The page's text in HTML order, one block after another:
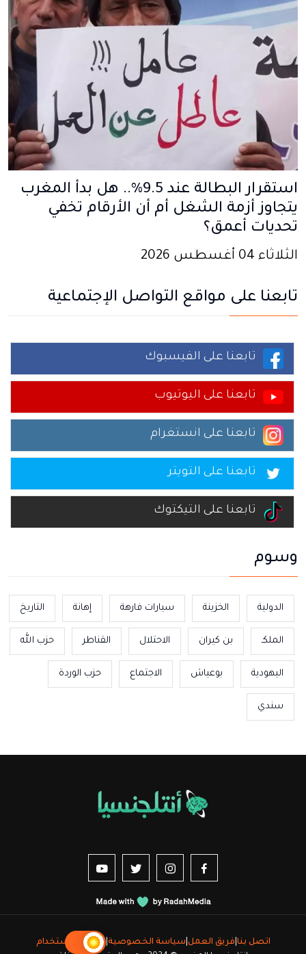
استقرار البطالة عند 9.5%.. هل بدأ المغرب
يتجاوز أزمة الشغل أم أن الأرقام تخفي
تحديات أعمق؟
الثلاثاء 04 أغسطس 2026
تابعنا على مواقع التواصل الإجتماعية
تابعنا على الفيسبوك
تابعنا على اليوتيوب
تابعنا على انستغرام
تابعنا على التويتر
تابعنا على التيكتوك
وسوم
الدولية الخزينة سيارات فارهة إهانة التاريخ
الملكـ بن كيران الاحتلال القناطر حزب الله
اليهودية بوعياش الاجتماع حزب الوردة
سندي
Suivez-nous sur Facebook
nous sur Instagram
nous sur Twitter
اتصل بنا فريق العمل سياسة الخصوصية |شروط الاستخدام